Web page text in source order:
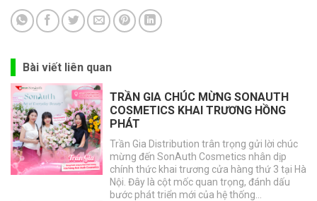
Bài viết liên quan
TRẦN GIA CHÚC MỪNG SONAUTH
COSMETICS KHAI TRƯƠNG HỒNG
PHÁT
Trần Gia Distribution trân trọng gửi lời chúc
mừng đến SonAuth Cosmetics nhân dịp
chính thức khai trương cửa hàng thứ 3 tại Hà
Nội. Đây là cột mốc quan trọng, đánh dấu
bước phát triển mới của hệ thống…